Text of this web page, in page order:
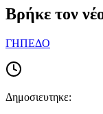
Βρήκε τον
ΓΗΠΕΔΟ
Δημοσιευτηκε: